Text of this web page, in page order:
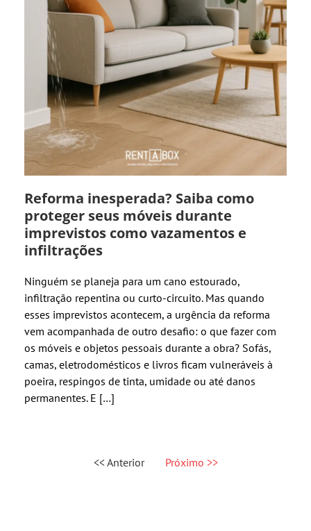
Reforma inesperada? Saiba como
proteger seus móveis durante
imprevistos como vazamentos e
infiltrações
Ninguém se planeja para um cano estourado,
infiltração repentina ou curto-circuito. Mas quando
esses imprevistos acontecem, a urgência da reforma
vem acompanhada de outro desafio: o que fazer com
os móveis e objetos pessoais durante a obra? Sofás,
camas, eletrodomésticos e livros ficam vulneráveis à
poeira, respingos de tinta, umidade ou até danos
permanentes. E […]
<< Anterior Próximo >>